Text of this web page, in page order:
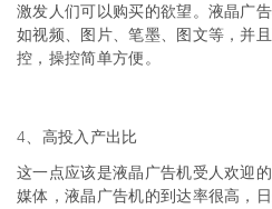
激发人们可以购买的欲望。液晶广
如视频、图片、笔墨、图文等，并
控，操控简单方便。
4、高投入产出比
这一点应该是液晶广告机受人欢迎
媒体，液晶广告机的到达率很高，